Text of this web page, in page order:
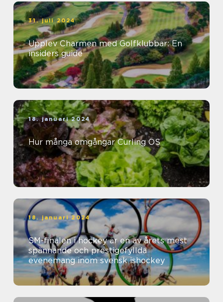
31. juli 2024
Upplev Charmen med Golfklubbar: En
insiders guide
18. januari 2024
Hur många omgångar Curling OS
18. januari 2024
SM-finalen i hockey är en av årets mest
spännande och prestigefyllda
evenemang inom svensk ishockey